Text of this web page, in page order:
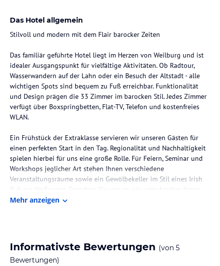
Das Hotel allgemein
Stilvoll und modern mit dem Flair barocker Zeiten
Das familiär geführte Hotel liegt im Herzen von Weilburg und ist
idealer Ausgangspunkt für vielfältige Aktivitäten. Ob Radtour,
Wasserwandern auf der Lahn oder ein Besuch der Altstadt - alle
wichtigen Spots sind bequem zu Fuß erreichbar. Funktionalität
und Design prägen die 33 Zimmer im barocken Stil. Jedes Zimmer
verfügt über Boxspringbetten, Flat-TV, Telefon und kostenfreies
WLAN.
Ein Frühstück der Extraklasse servieren wir unseren Gästen für
einen perfekten Start in den Tag. Regionalität und Nachhaltigkeit
spielen hierbei für uns eine große Rolle. Für Feiern, Seminar und
Workshops jeglicher Art stehen Ihnen verschiedene
Veranstaltungsräume sowie ein Gewölbekeller im Stil eines Irish
Pub zur Verfügung. Sprechen Sie uns an, wir unterbreiten Ihnen
gerne ein individuelles Angebot
und Nachhaltigkeit spielen hierbei für uns eine große Rolle.
Mehr anzeigen
Informativste Bewertungen (von 5
Bewertungen)